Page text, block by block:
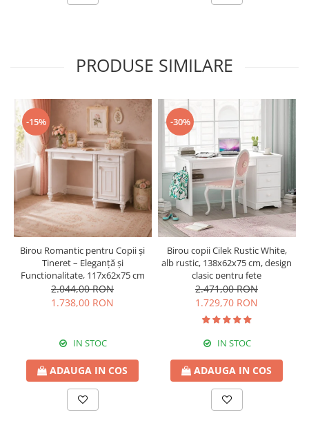
PRODUSE SIMILARE
-15%
Birou Romantic pentru Copii și
Tineret – Eleganță și
Funcționalitate, 117x62x75 cm
2.044,00 RON
1.738,00 RON
IN STOC
ADAUGA IN COS
-30%
Birou copii Cilek Rustic White,
alb rustic, 138x62x75 cm, design
clasic pentru fete
2.471,00 RON
1.729,70 RON
IN STOC
ADAUGA IN COS